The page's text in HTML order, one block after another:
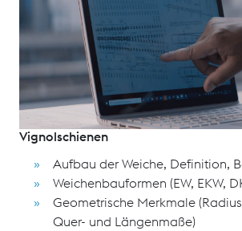
zur Planung und Vorbereitung der
vermittelt.
Schulungsinhalte
Aufbau einer Weiche und
Vignolschienen
Aufbau der Weiche, Definition,
Weichenbauformen (EW, EKW,
Geometrische Merkmale
Quer- und Längenmaße)